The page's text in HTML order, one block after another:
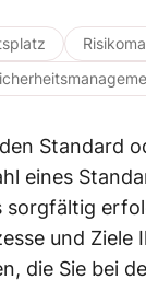
Standard
eines
sorgfältig
und Ziele
die Sie bei